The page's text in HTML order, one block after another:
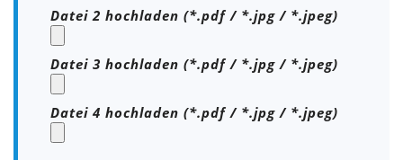
Datei 2 hochladen (*.pdf / *.jpg / *.jpeg)
Datei 3 hochladen (*.pdf / *.jpg / *.jpeg)
Datei 4 hochladen (*.pdf / *.jpg / *.jpeg)